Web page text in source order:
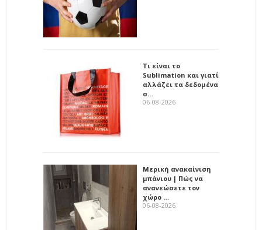
Τι είναι το
Sublimation και γιατί
αλλάζει τα δεδομένα
σ…
06-08-2026
Μερική ανακαίνιση
μπάνιου | Πώς να
ανανεώσετε τον
χώρο …
06-08-2026